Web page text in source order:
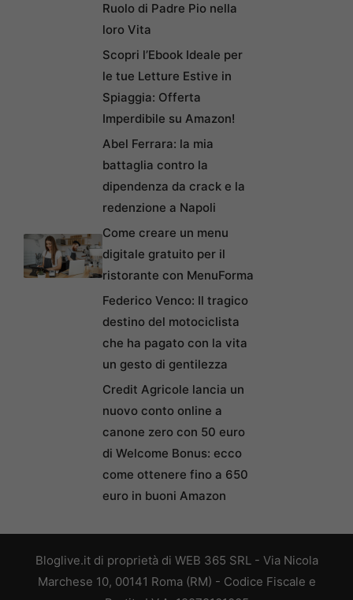
Ruolo di Padre Pio nella
loro Vita
Scopri l’Ebook Ideale per
le tue Letture Estive in
Spiaggia: Offerta
Imperdibile su Amazon!
Abel Ferrara: la mia
battaglia contro la
dipendenza da crack e la
redenzione a Napoli
Come creare un menu
digitale gratuito per il
ristorante con MenuForma
Federico Venco: Il tragico
destino del motociclista
che ha pagato con la vita
un gesto di gentilezza
Credit Agricole lancia un
nuovo conto online a
canone zero con 50 euro
di Welcome Bonus: ecco
come ottenere fino a 650
euro in buoni Amazon
Bloglive.it di proprietà di WEB 365 SRL - Via Nicola
Marchese 10, 00141 Roma (RM) - Codice Fiscale e